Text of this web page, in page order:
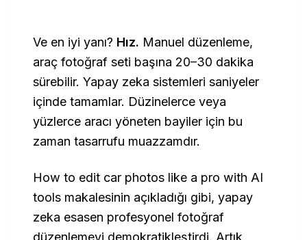
Ve en iyi yanı? Hız. Manuel düzenleme,
araç fotoğraf seti başına 20–30 dakika
sürebilir. Yapay zeka sistemleri saniyeler
içinde tamamlar. Düzinelerce veya
yüzlerce aracı yöneten bayiler için bu
zaman tasarrufu muazzamdır.
How to edit car photos like a pro with AI
tools makalesinin açıkladığı gibi, yapay
zeka esasen profesyonel fotoğraf
düzenlemeyi demokratikleştirdi. Artık